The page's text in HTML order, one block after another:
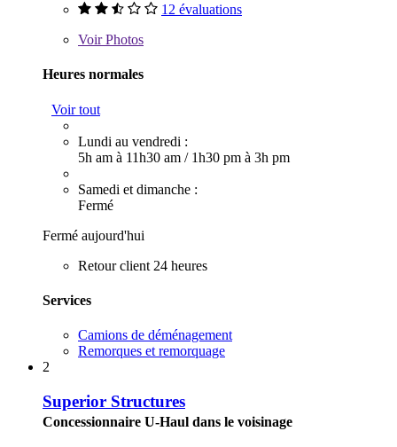
12 évaluations
VoirPhotos
Heures normales
Voir tout
Lundi au vendredi :
5h am à 11h30 am / 1h30 pm à 3h pm
Samedi et dimanche :
Fermé
Fermé aujourd'hui
Retour client 24 heures
Services
Camions de déménagement
Remorques et remorquage
2
Superior Structures
Concessionnaire U-Haul dans le voisinage